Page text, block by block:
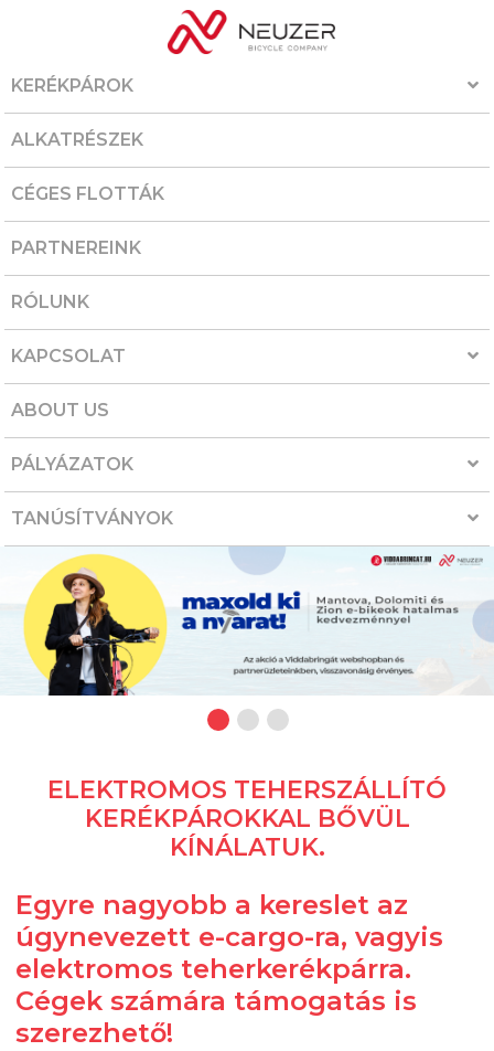
KERÉKPÁROK
ALKATRÉSZEK
CÉGES FLOTTÁK
PARTNEREINK
RÓLUNK
KAPCSOLAT
ABOUT US
PÁLYÁZATOK
TANÚSÍTVÁNYOK
ELEKTROMOS TEHERSZÁLLÍTÓ
KERÉKPÁROKKAL BŐVÜL
KÍNÁLATUK.
Egyre nagyobb a kereslet az
úgynevezett e-cargo-ra, vagyis
elektromos teherkerékpárra.
Cégek számára támogatás is
szerezhető!